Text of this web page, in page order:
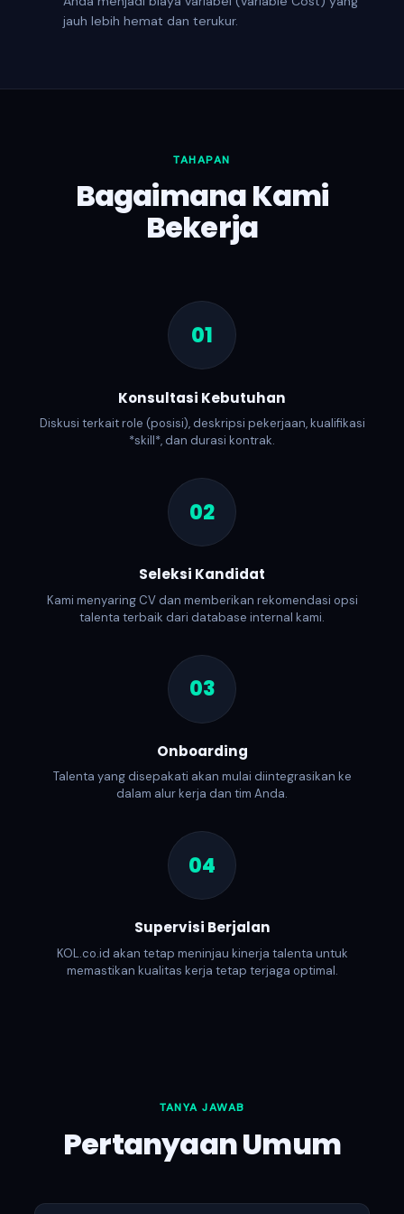
jauh lebih hemat dan terukur.
TAHAPAN
Bagaimana Kami
Bekerja
01
Konsultasi Kebutuhan
Diskusi terkait role (posisi), deskripsi pekerjaan, kualifikasi
*skill*, dan durasi kontrak.
02
Seleksi Kandidat
Kami menyaring CV dan memberikan rekomendasi opsi
talenta terbaik dari database internal kami.
03
Onboarding
Talenta yang disepakati akan mulai diintegrasikan ke
dalam alur kerja dan tim Anda.
04
Supervisi Berjalan
KOL.co.id akan tetap meninjau kinerja talenta untuk
memastikan kualitas kerja tetap terjaga optimal.
TANYA JAWAB
Pertanyaan Umum